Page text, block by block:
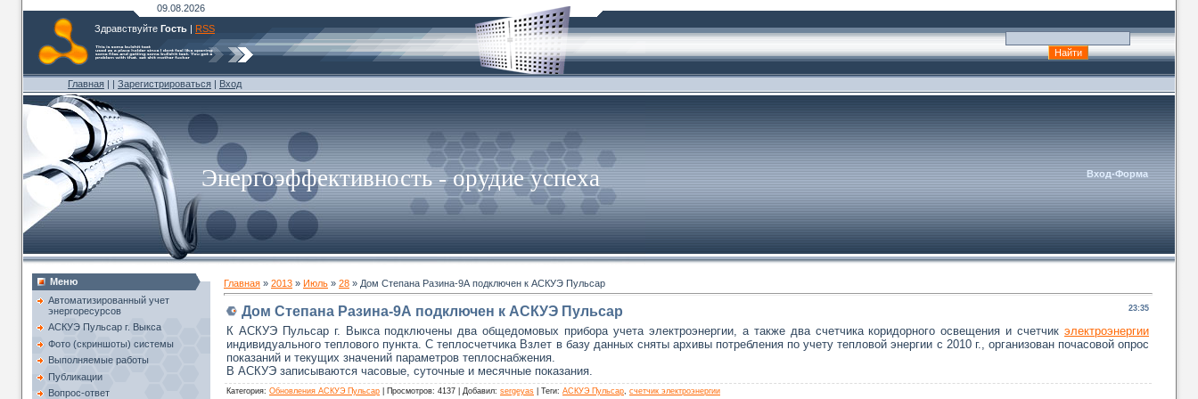
09.08.2026
Здравствуйте Гость | RSS
Главная | | Зарегистрироваться | Вход
Энергоэффективность - орудие успеха Вход-Форма
Меню
Автоматизированный учет
энергоресурсов
АСКУЭ Пульсар г. Выкса
Фото (скриншоты) системы
Выполняемые работы
Публикации
Вопрос-ответ
Главная » 2013 » Июль » 28 » Дом Степана Разина-9А подключен к АСКУЭ Пульсар
23:35
Дом Степана Разина-9А подключен к АСКУЭ Пульсар
К АСКУЭ Пульсар г. Выкса подключены два общедомовых прибора учета электроэнергии, а также два счетчика коридорного освещения и счетчик электроэнергии
индивидуального теплового пункта. С теплосчетчика Взлет в базу данных сняты архивы потребления по учету тепловой энергии с 2010 г., организован почасовой опрос
показаний и текущих значений параметров теплоснабжения.
В АСКУЭ записываются часовые, суточные и месячные показания.
Категория: Обновления АСКУЭ Пульсар Просмотров: 4137 | Добавил: sergeyas Теги: АСКУЭ Пульсар счетчик электроэнергии